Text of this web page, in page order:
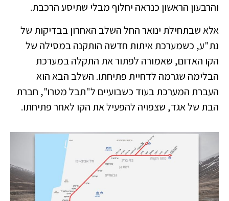
והרבעון הראשון כנראה יחלוף מבלי שתיסע הרכבת.
אלא שבתחילת ינואר החל השלב האחרון בבדיקות של
נת"ע, כשמערכת איתות חדשה הותקנה במסילה של
הקו האדום, שאמורה לפתור את התקלה במערכת
הבלימה שגרמה לדחיית פתיחתו. השלב הבא הוא
העברת המערכת בעוד כשבועיים ל"תבל מטרו", חברת
הבת של אגד, שצפויה להפעיל את הקו לאחר פתיחתו.